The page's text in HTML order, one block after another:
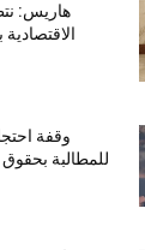
هاريس:
الاقتصادية
وقفة
للمطالبة